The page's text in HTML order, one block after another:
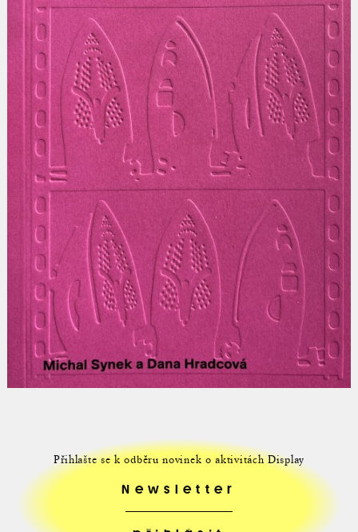
Přihlašte se k odběru novinek o aktivitách Display
Newsletter